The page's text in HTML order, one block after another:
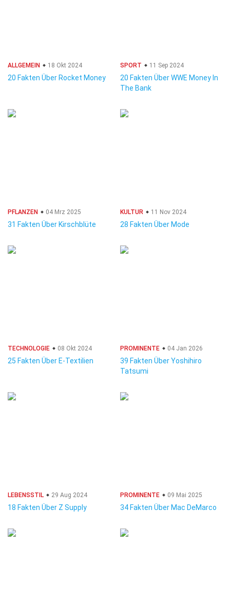
ALLGEMEIN 18 Okt 2024
20 Fakten Über Rocket Money
SPORT 11 Sep 2024
20 Fakten Über WWE Money In
The Bank
PFLANZEN 04 Mrz 2025
31 Fakten Über Kirschblüte
KULTUR 11 Nov 2024
28 Fakten Über Mode
TECHNOLOGIE 08 Okt 2024
25 Fakten Über E-Textilien
PROMINENTE 04 Jan 2026
39 Fakten Über Yoshihiro
Tatsumi
LEBENSSTIL 29 Aug 2024
18 Fakten Über Z Supply
PROMINENTE 09 Mai 2025
34 Fakten Über Mac DeMarco